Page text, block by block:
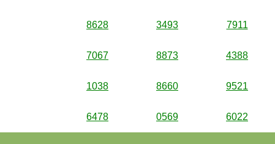
8628 3493 7911
7067 8873 4388
1038 8660 9521
6478 0569 6022